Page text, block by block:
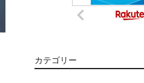
カテゴリー